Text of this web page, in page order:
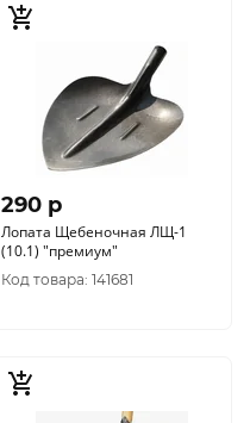
290 p
Лопата Щебеночная ЛЩ-1
(10.1) "премиум"
Код товара: 141681